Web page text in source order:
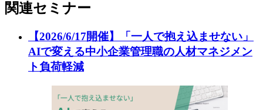
関連セミナー
【2026/6/17開催】「一人で抱え込ませない」
AIで変える中小企業管理職の人材マネジメン
ト負荷軽減